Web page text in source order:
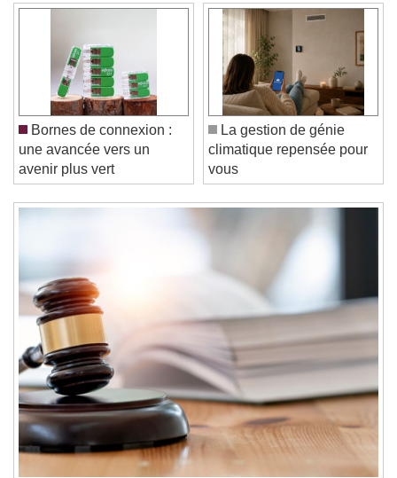
Play
Skip Backward
Skip Forward
Unmute
Current Time0:00
/
Duration-:-
Loaded:0%
Stream Type
Seek to live, currently behind liveLIVE
Remaining Time-0:00
Chapters
Chapters
Descriptions
descriptions off, selected
Subtitles
subtitles settings, opens subtitles
settings dialog
subtitles off, selected
Audio Track
Bornes de connexion :
une avancée vers un
avenir plus vert
La gestion de génie
climatique repensée pour
vous